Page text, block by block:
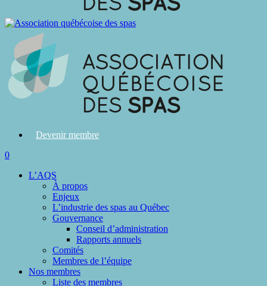
Devenir membre
search
0
L’AQS
À propos
Enjeux
L’industrie des spas au Québec
Gouvernance
Conseil d’administration
Rapports annuels
Comités
Membres de l’équipe
Nos membres
Liste des membres